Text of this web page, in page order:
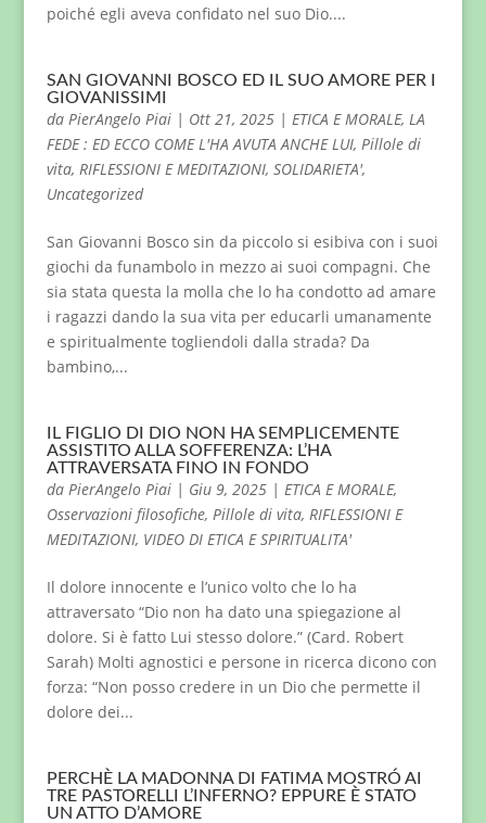
poiché egli aveva confidato nel suo Dio....
SAN GIOVANNI BOSCO ED IL SUO AMORE PER I
GIOVANISSIMI
da PierAngelo Piai| Ott 21, 2025| ETICA E MORALE, LA
FEDE : ED ECCO COME L'HA AVUTA ANCHE LUI, Pillole di
vita, RIFLESSIONI E MEDITAZIONI, SOLIDARIETA',
Uncategorized
San Giovanni Bosco sin da piccolo si esibiva con i suoi
giochi da funambolo in mezzo ai suoi compagni. Che
sia stata questa la molla che lo ha condotto ad amare
i ragazzi dando la sua vita per educarli umanamente
e spiritualmente togliendoli dalla strada? Da
bambino,...
IL FIGLIO DI DIO NON HA SEMPLICEMENTE
ASSISTITO ALLA SOFFERENZA: L’HA
ATTRAVERSATA FINO IN FONDO
da PierAngelo Piai| Giu 9, 2025| ETICA E MORALE,
Osservazioni filosofiche, Pillole di vita, RIFLESSIONI E
MEDITAZIONI, VIDEO DI ETICA E SPIRITUALITA'
Il dolore innocente e l’unico volto che lo ha
attraversato “Dio non ha dato una spiegazione al
dolore. Si è fatto Lui stesso dolore.” (Card. Robert
Sarah) Molti agnostici e persone in ricerca dicono con
forza: “Non posso credere in un Dio che permette il
dolore dei...
PERCHÈ LA MADONNA DI FATIMA MOSTRÓ AI
TRE PASTORELLI L’INFERNO? EPPURE È STATO
UN ATTO D’AMORE